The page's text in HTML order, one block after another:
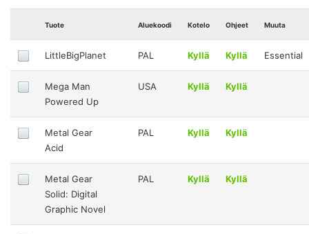
Tuote Aluekoodi Kotelo Ohjeet Muuta
LittleBigPlanet PAL Kyllä Kyllä Essential
Mega Man
Powered Up
USA Kyllä Kyllä
Metal Gear
Acid
PAL Kyllä Kyllä
Metal Gear
Solid: Digital
Graphic Novel
PAL Kyllä Kyllä